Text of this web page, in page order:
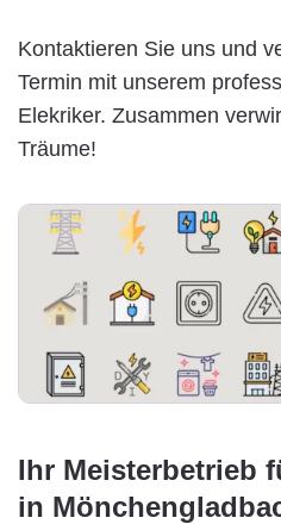
Kontaktieren Sie uns und
Termin mit unserem
Elekriker. Zusammen
Träume!
Ihr Meisterbetrieb
in